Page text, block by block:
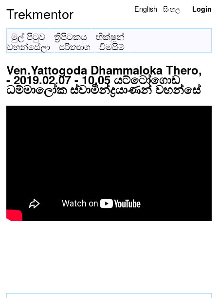
Trekmentor English සිංහල Login
මුල් පිටුව ත්‍රිපිටකය
භික්ෂූන්
වහන්සේලා
පරිත්‍යාග විමසීම්
Ven.Yattogoda Dhammaloka Thero,
- 2019.02.07 - 10.05 යට්ටෝගොඩ
ධම්මාලෝක ස්වාමීන්ද්‍රයාණන් වහන්සේ